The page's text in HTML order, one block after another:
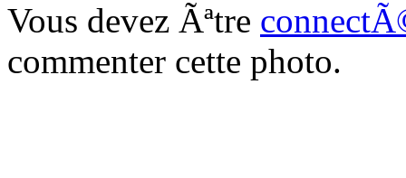
Vous devez Ãªtre
commenter cette photo.